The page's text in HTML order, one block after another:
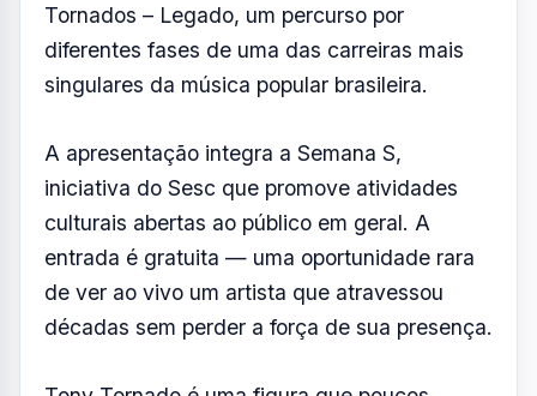
Tornados – Legado, um percurso por
diferentes fases de uma das carreiras mais
singulares da música popular brasileira.
A apresentação integra a Semana S,
iniciativa do Sesc que promove atividades
culturais abertas ao público em geral. A
entrada é gratuita — uma oportunidade rara
de ver ao vivo um artista que atravessou
décadas sem perder a força de sua presença.